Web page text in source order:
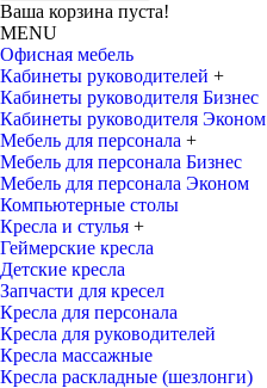
Ваша корзина пуста!
MENU
Офисная мебель
Кабинеты руководителей +
Кабинеты руководителя Бизнес
Кабинеты руководителя Эконом
Мебель для персонала +
Мебель для персонала Бизнес
Мебель для персонала Эконом
Компьютерные столы
Кресла и стулья +
Геймерские кресла
Детские кресла
Запчасти для кресел
Кресла для персонала
Кресла для руководителей
Кресла массажные
Кресла раскладные (шезлонги)